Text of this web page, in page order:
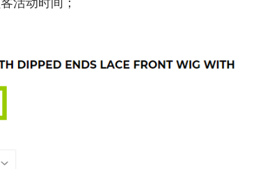
活动时间；